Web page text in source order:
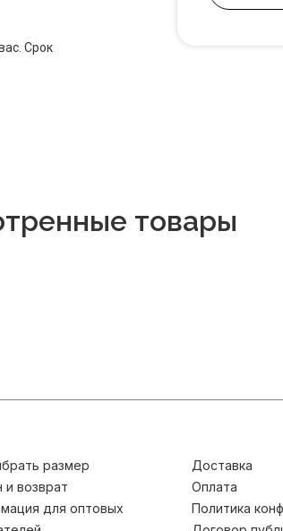
Срок
товары
размер
возврат
для оптовых
Доставка
Оплата
Политика